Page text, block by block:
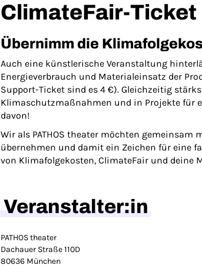
ClimateFair-Ticket
Übernimm die
Auch eine künstlerische Veranstaltung
Energieverbrauch und Materialeinsatz der
Support-Ticket sind es 4 €). Gleichzeitig
Klimaschutzmaßnahmen und in Projekte für
davon!
Wir als PATHOS theater möchten
übernehmen und damit ein Zeichen für eine
von Klimafolgekosten, ClimateFair und deine
Veranstalter:in
PATHOS theater
Dachauer Straße 110D
80636 München